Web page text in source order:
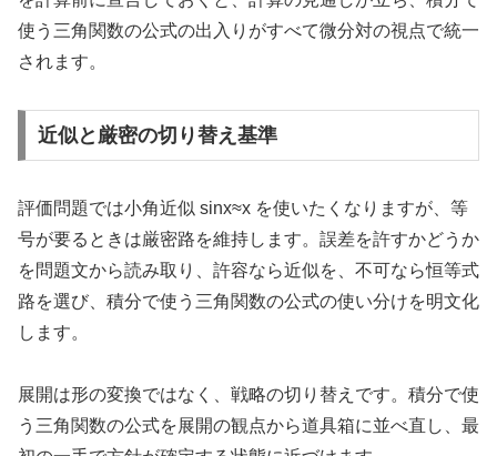
使う三角関数の公式の出入りがすべて微分対の視点で統一
されます。
近似と厳密の切り替え基準
評価問題では小角近似 sinx≈x を使いたくなりますが、等
号が要るときは厳密路を維持します。誤差を許すかどうか
を問題文から読み取り、許容なら近似を、不可なら恒等式
路を選び、積分で使う三角関数の公式の使い分けを明文化
します。
展開は形の変換ではなく、戦略の切り替えです。積分で使
う三角関数の公式を展開の観点から道具箱に並べ直し、最